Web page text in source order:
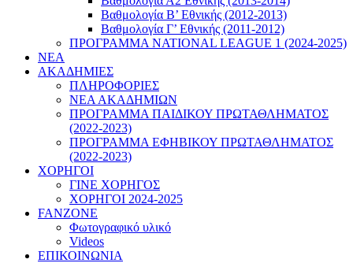
Βαθμολογία Β’ Εθνικής (2012-2013)
Βαθμολογία Γ’ Εθνικής (2011-2012)
ΠΡΟΓΡΑΜΜΑ NATIONAL LEAGUE 1 (2024-2025)
ΝΕΑ
ΑΚΑΔΗΜΙΕΣ
ΠΛΗΡΟΦΟΡΙΕΣ
ΝΕΑ ΑΚΑΔΗΜΙΩΝ
ΠΡΟΓΡΑΜΜΑ ΠΑΙΔΙΚΟΥ ΠΡΩΤΑΘΛΗΜΑΤΟΣ
(2022-2023)
ΠΡΟΓΡΑΜΜΑ ΕΦΗΒΙΚΟΥ ΠΡΩΤΑΘΛΗΜΑΤΟΣ
(2022-2023)
ΧΟΡΗΓΟΙ
ΓΙΝΕ ΧΟΡΗΓΟΣ
ΧΟΡΗΓΟΙ 2024-2025
FANZONE
Φωτογραφικό υλικό
Videos
ΕΠΙΚΟΙΝΩΝΙΑ